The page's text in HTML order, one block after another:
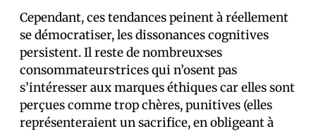
Cependant, ces tendances peinent à réellement
se démocratiser, les dissonances cognitives
persistent. Il reste de nombreux·ses
consommateurs·trices qui n’osent pas
s’intéresser aux marques éthiques car elles sont
perçues comme trop chères, punitives (elles
représenteraient un sacrifice, en obligeant à